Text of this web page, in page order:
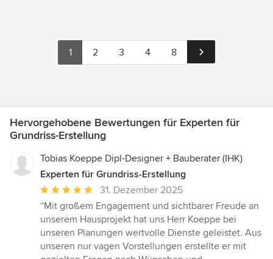
1 2 3 4 8
Hervorgehobene Bewertungen für Experten für
Grundriss-Erstellung
Tobias Koeppe Dipl-Designer + Bauberater (IHK)
Experten für Grundriss-Erstellung
Durchschnittliche
Bewertung:
5
von
5
31. Dezember 2025
“Mit großem Engagement und sichtbarer Freude an
unserem Hausprojekt hat uns Herr Koeppe bei
unseren Planungen wertvolle Dienste geleistet. Aus
unseren nur vagen Vorstellungen erstellte er mit